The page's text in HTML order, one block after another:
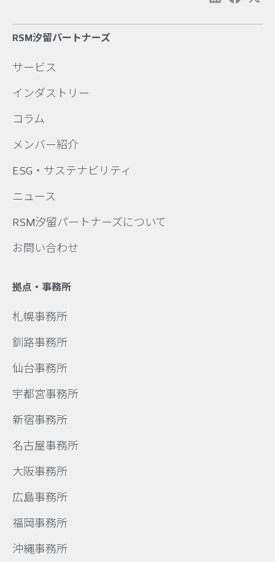
RSM汐留パートナーズ
サービス
インダストリー
コラム
メンバー紹介
ESG・サステナビリティ
ニュース
RSM汐留パートナーズについて
お問い合わせ
拠点・事務所
札幌事務所
釧路事務所
仙台事務所
宇都宮事務所
新宿事務所
名古屋事務所
大阪事務所
広島事務所
福岡事務所
沖縄事務所